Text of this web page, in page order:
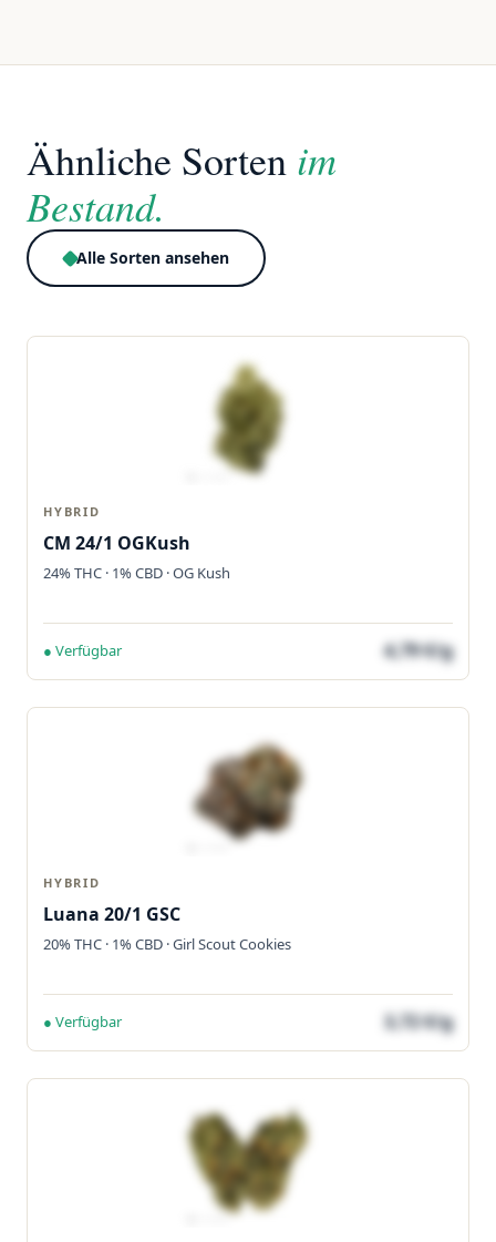
Ähnliche Sorten im
Bestand.
Alle Sorten ansehen
HYBRID
CM 24/1 OGKush
24% THC · 1% CBD · OG Kush
● Verfügbar 4,79 €/g
HYBRID
Luana 20/1 GSC
20% THC · 1% CBD · Girl Scout Cookies
● Verfügbar 3,72 €/g